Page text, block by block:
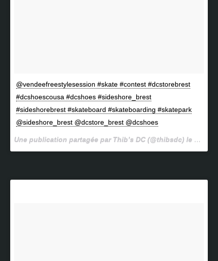
@vendeefreestylesession #skate #contest #dcstorebrest
#dcshoescousa #dcshoes #sideshore_brest
#sideshorebrest #skateboard #skateboarding #skatepark
@sideshore_brest @dcstore_brest @dcshoes
Une publication partagée par Thib’s DC (@thibsdc) le
16